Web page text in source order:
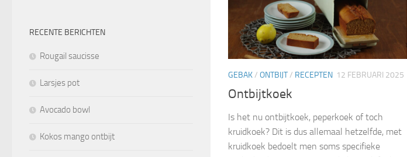
GEBAK/ ONTBIJT/ RECEPTEN 12 FEBRUARI 2025
Ontbijtkoek
Is het nu ontbijtkoek, peperkoek of toch
kruidkoek? Dit is dus allemaal hetzelfde, met
kruidkoek bedoelt men soms specifieke
RECENTE BERICHTEN
Rougail saucisse
Larsjes pot
Avocado bowl
Kokos mango ontbijt